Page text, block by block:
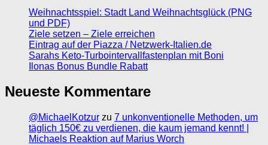
Weihnachtsspiel: Stadt Land Weihnachtsglück (PNG
und PDF)
Ziele setzen – Ziele erreichen
Eintrag auf der Piazza / Netzwerk-Italien.de
Sarahs Keto-Turbointervallfastenplan mit Boni
Ilonas Bonus Bundle Rabatt
Neueste Kommentare
@MichaelKotzur zu 7 unkonventionelle Methoden, um
täglich 150€ zu verdienen, die kaum jemand kennt! |
Michaels Reaktion auf Marius Worch